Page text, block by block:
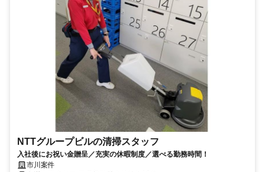
NTTグループビルの清掃スタッフ
入社後にお祝い金贈呈／充実の休暇制度／選べる勤務時間！
市川案件